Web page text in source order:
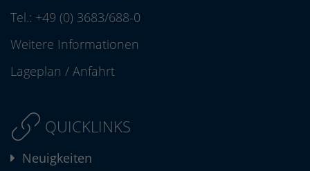
Tel.: +49 (0) 3683/688-0
Weitere Informationen
Lageplan / Anfahrt
QUICKLINKS
Neuigkeiten